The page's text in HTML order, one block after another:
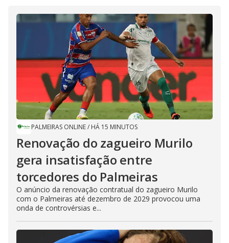
PALMEIRAS ONLINE/ HÁ 15 MINUTOS
Renovação do zagueiro Murilo
gera insatisfação entre
torcedores do Palmeiras
O anúncio da renovação contratual do zagueiro Murilo
com o Palmeiras até dezembro de 2029 provocou uma
onda de controvérsias e...